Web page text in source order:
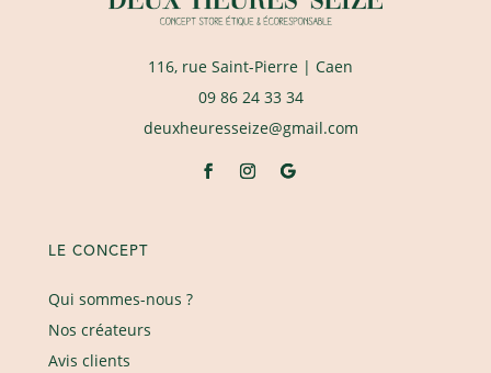
116, rue Saint-Pierre | Caen
09 86 24 33 34
deuxheuresseize@gmail.com
LE CONCEPT
Qui sommes-nous ?
Nos créateurs
Avis clients